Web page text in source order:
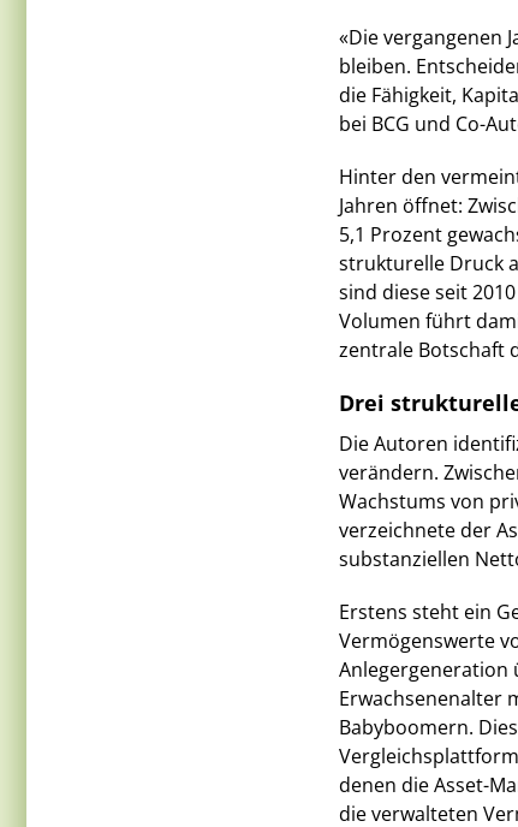
«Die vergangenen
bleiben.
die Fähigkeit,
bei BCG und Co-
Hinter den
Jahren öffnet:
5,1 Prozent
strukturelle Druck
sind diese seit
Volumen führt
zentrale Botschaft
Drei
Die Autoren
verändern.
Wachstums von
verzeichnete der
substanziellen
Erstens steht ein
Vermögenswerte
Anlegergeneration
Erwachsenenalter
Babyboomern.
denen die Asset-
die verwalteten